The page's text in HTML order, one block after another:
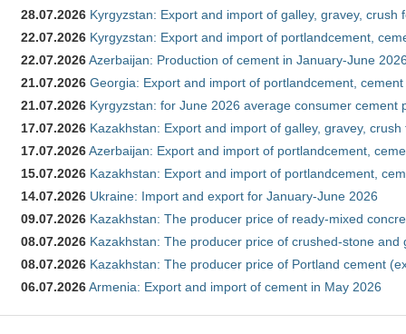
28.07.2026 Kyrgyzstan: Export and import of galley, gravey,
22.07.2026 Kyrgyzstan: Export and import of portlandcement,
22.07.2026Azerbaijan: Production of cement in January-June
21.07.2026 Georgia: Export and import of portlandcement,
21.07.2026 Kyrgyzstan: for June 2026 average consumer cement
17.07.2026 Kazakhstan: Export and import of galley, gravey,
17.07.2026Azerbaijan: Export and import of portlandcement,
15.07.2026 Kazakhstan: Export and import of portlandcement,
14.07.2026 Ukraine: Import and export for January-June 2026
09.07.2026 Kazakhstan: The producer price of ready-mixed
08.07.2026 Kazakhstan: The producer price of crushed-stone and
08.07.2026 Kazakhstan: The producer price of Portland cement
06.07.2026Armenia: Export and import of cement in May 2026